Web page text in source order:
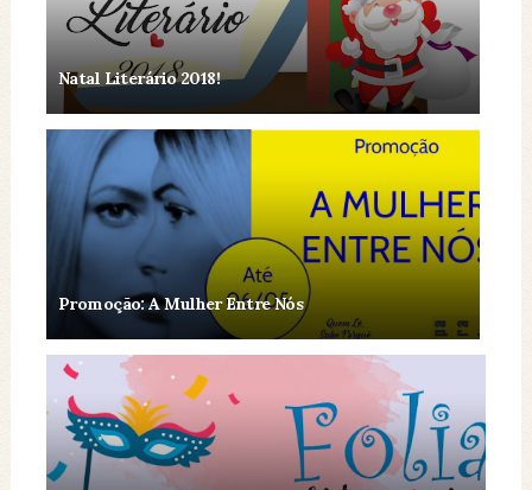
Natal Literário 2018!
Promoção: A Mulher Entre Nós